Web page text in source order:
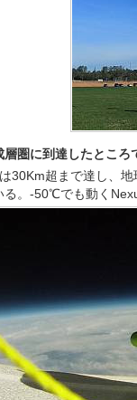
層圏に到達したとこ
30Km超まで達し、
る。-50℃でも動く